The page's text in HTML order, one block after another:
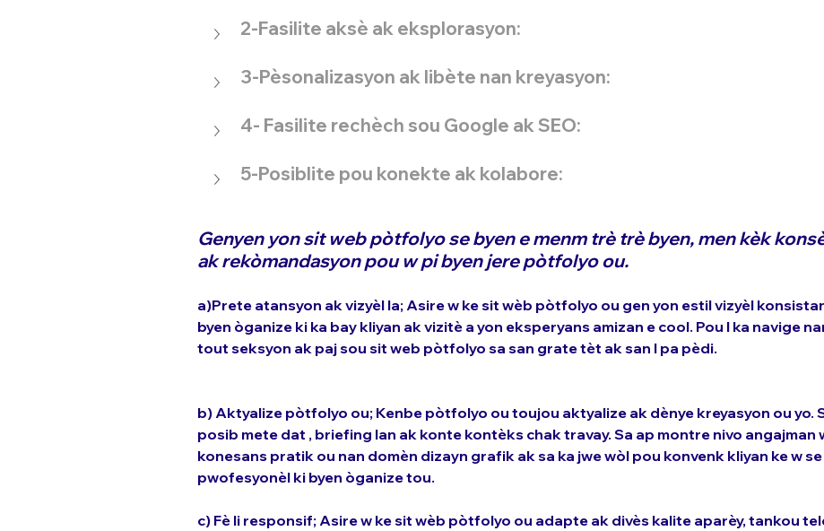
2-Fasilite aksè ak eksplorasyon:
3-Pèsonalizasyon ak libète nan kreyasyon:
4- Fasilite rechèch sou Google ak SEO:
5-Posiblite pou konekte ak kolabore:
Genyen yon sit web pòtfolyo se byen e menm trè trè byen, men kèk
ak rekòmandasyon pou w pi byen jere pòtfolyo ou.
a)Prete atansyon ak vizyèl la; Asire w ke sit wèb pòtfolyo ou gen yon estil vizyèl
byen òganize ki ka bay kliyan ak vizitè a yon eksperyans amizan e cool. Pou l ka navige
tout seksyon ak paj sou sit web pòtfolyo sa san grate tèt ak san l pa pèdi.
b) Aktyalize pòtfolyo ou; Kenbe pòtfolyo ou toujou aktyalize ak dènye kreyasyon ou yo.
posib mete dat , briefing lan ak konte kontèks chak travay. Sa ap montre nivo angajman
konesans pratik ou nan domèn dizayn grafik ak sa ka jwe wòl pou konvenk kliyan ke w se
pwofesyonèl ki byen òganize tou.
c) Fè li responsif; Asire w ke sit wèb pòtfolyo ou adapte ak divès kalite aparèy, tankou